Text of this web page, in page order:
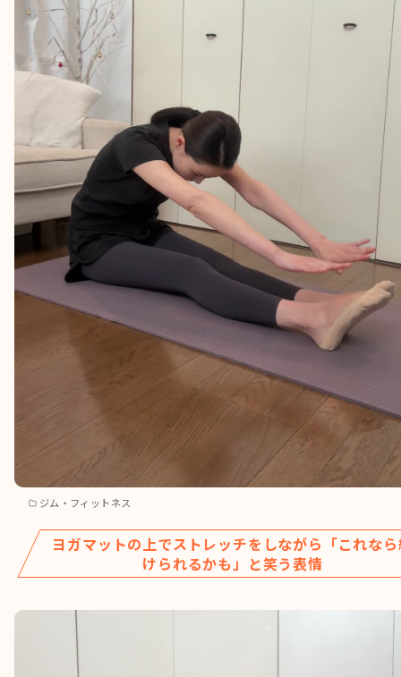
ジム・フィットネス
ヨガマットの上でストレッチをしながら「これな
けられるかも」と笑う表情